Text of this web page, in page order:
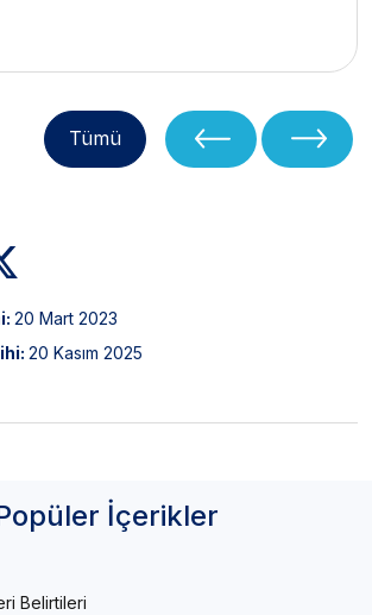
Tümü
20 Mart 2023
20 Kasım 2025
İçerikler
Belirtileri